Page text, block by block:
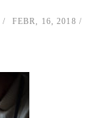
FEBR, 16, 2018